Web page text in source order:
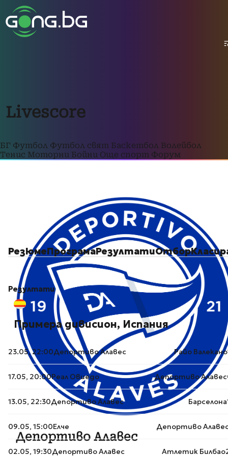
Livescore
БГ Футбол Футбол свят Баскетбол Волейбол
Тенис Моторни Бойни Още спорт Форум
Депортиво Алавес
РезюмеПрограмаРезултатиОтбор
Резултати
Примера дивисион, Испания
23.05, 22:00Депортиво Алавес Райо Валекано
17.05, 20:00Реал Овиедо Депортиво Алавес
13.05, 22:30Депортиво Алавес Барселона
09.05, 15:00Елче Депортиво
02.05, 19:30Депортиво Алавес Атлетик Билбао